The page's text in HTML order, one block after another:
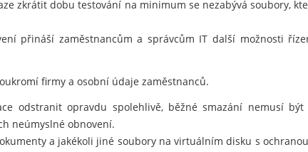
zkrátit dobu testování na minimum se nezabývá soubory,
přináší zaměstnancům a správcům IT další možnosti
firmy a osobní údaje zaměstnanců.
odstranit opravdu spolehlivě, běžné smazání nemusí být
neúmyslné obnovení.
a jakékoli jiné soubory na virtuálním disku s